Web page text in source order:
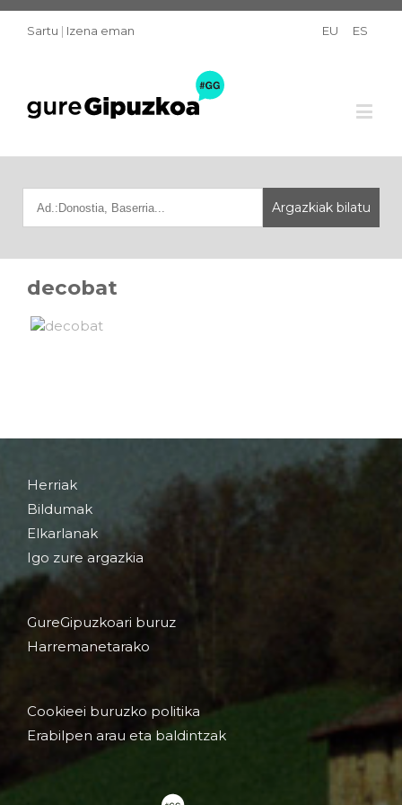
Sartu | Izena eman EU ES
decobat
Herriak
Bildumak
Elkarlanak
Igo zure argazkia
GureGipuzkoari buruz
Harremanetarako
Cookieei buruzko politika
Erabilpen arau eta baldintzak